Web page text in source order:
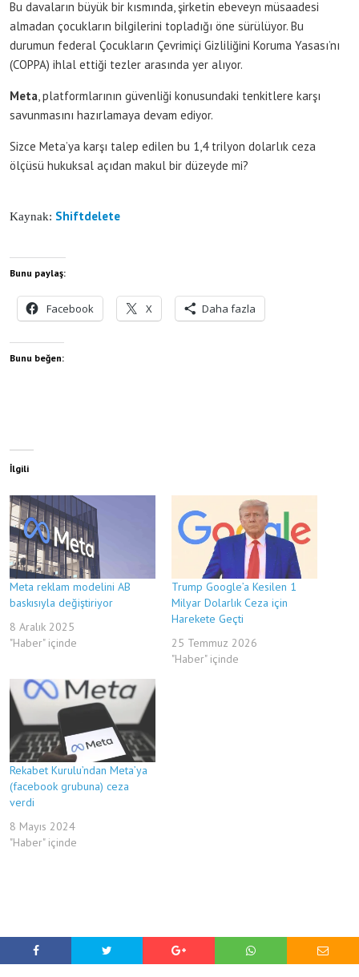
Bu davaların büyük bir kısmında, şirketin ebeveyn müsaadesi
almadan çocukların bilgilerini topladığı öne sürülüyor. Bu
durumun federal Çocukların Çevrimiçi Gizliliğini Koruma Yasası’nı
(COPPA) ihlal ettiği tezler arasında yer alıyor.
Meta , platformlarının güvenliği konusundaki tenkitlere karşı
savunmasını hazırlamaya devam ediyor.
Sizce Meta’ya karşı talep edilen bu 1,4 trilyon dolarlık ceza
ölçüsü hukuksal açıdan makul bir düzeyde mi?
Kaynak: Shiftdelete
Bunu paylaş:
Facebook X Daha fazla
Bunu beğen:
İlgili
Meta reklam modelini AB
baskısıyla değiştiriyor
8 Aralık 2025
"Haber" içinde
Trump Google’a Kesilen 1
Milyar Dolarlık Ceza için
Harekete Geçti
25 Temmuz 2026
"Haber" içinde
Rekabet Kurulu’ndan Meta’ya
(facebook grubuna) ceza
verdi
8 Mayıs 2024
"Haber" içinde